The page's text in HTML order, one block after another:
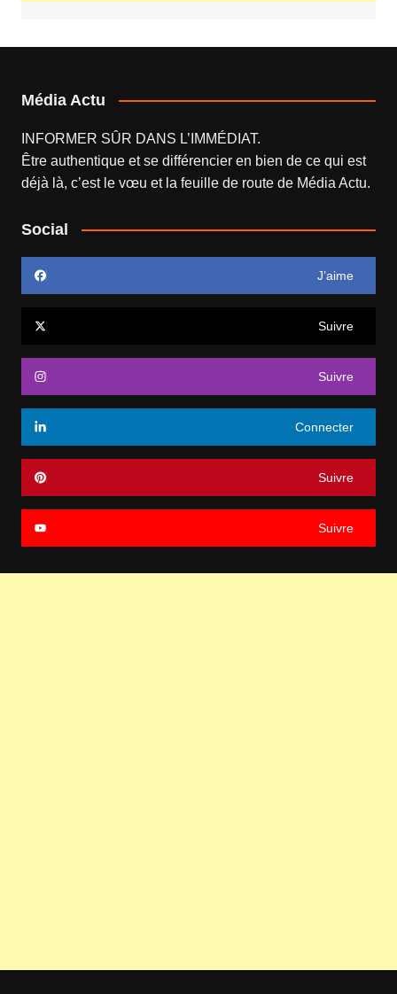
Média Actu
INFORMER SÛR DANS L’IMMÉDIAT.
Être authentique et se différencier en bien de ce qui est
déjà là, c’est le vœu et la feuille de route de Média Actu.
Social
J’aime
Suivre
Suivre
Connecter
Suivre
Suivre